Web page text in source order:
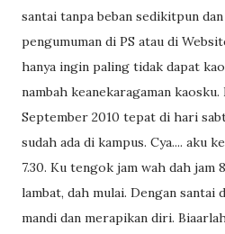
santai tanpa beban sedikitpun
pengumuman di PS atau di
hanya ingin paling tidak dapat
nambah keanekaragaman
September 2010 tepat di hari
sudah ada di kampus. Cya.... aku
7.30. Ku tengok jam wah dah jam
lambat, dah mulai. Dengan santai
mandi dan merapikan diri.